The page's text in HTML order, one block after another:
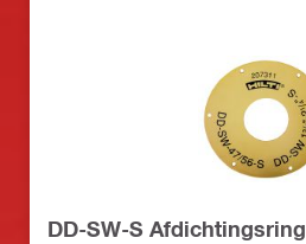
DD-SW-S Afdichtingsring